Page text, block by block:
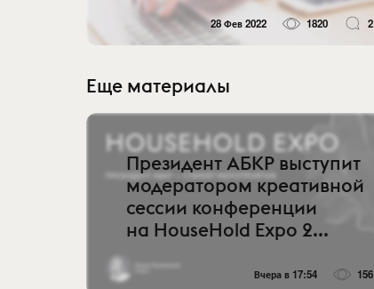
28 Фев 2022 1820 2
Еще материалы
Президент АБКР выступит
модератором креативной
сессии конференции
на HouseHold Expo 2...
Вчера в 17:54 156